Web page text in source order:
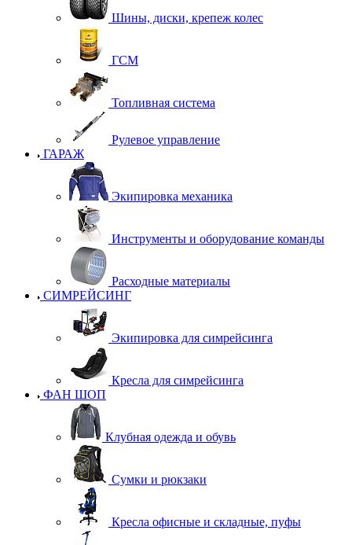
Шины, диски, крепеж колес
ГСМ
Топливная система
Рулевое управление
ГАРАЖ
Экипировка механика
Инструменты и оборудование команды
Расходные материалы
СИМРЕЙСИНГ
Экипировка для симрейсинга
Кресла для симрейсинга
ФАН ШОП
Клубная одежда и обувь
Сумки и рюкзаки
Кресла офисные и складные, пуфы